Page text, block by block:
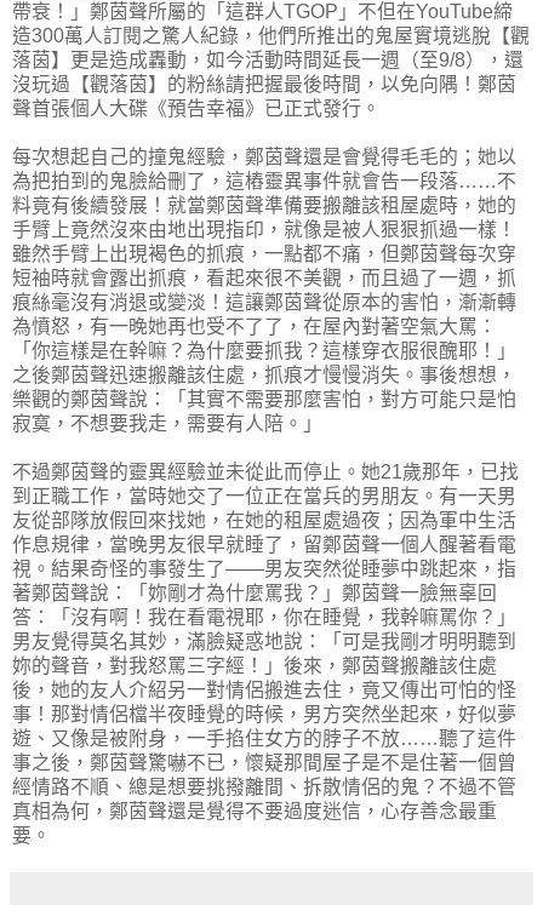
帶衰！」鄭茵聲所屬的「這群人TGOP」不但在YouTube締
造300萬人訂閱之驚人紀錄，他們所推出的鬼屋實境逃脫【觀
落茵】更是造成轟動，如今活動時間延長一週（至9/8），還
沒玩過【觀落茵】的粉絲請把握最後時間，以免向隅！鄭茵
聲首張個人大碟《預告幸福》已正式發行。
每次想起自己的撞鬼經驗，鄭茵聲還是會覺得毛毛的；她以
為把拍到的鬼臉給刪了，這樁靈異事件就會告一段落……不
料竟有後續發展！就當鄭茵聲準備要搬離該租屋處時，她的
手臂上竟然沒來由地出現指印，就像是被人狠狠抓過一樣！
雖然手臂上出現褐色的抓痕，一點都不痛，但鄭茵聲每次穿
短袖時就會露出抓痕，看起來很不美觀，而且過了一週，抓
痕絲毫沒有消退或變淡！這讓鄭茵聲從原本的害怕，漸漸轉
為憤怒，有一晚她再也受不了了，在屋內對著空氣大罵：
「你這樣是在幹嘛？為什麼要抓我？這樣穿衣服很醜耶！」
之後鄭茵聲迅速搬離該住處，抓痕才慢慢消失。事後想想，
樂觀的鄭茵聲說：「其實不需要那麼害怕，對方可能只是怕
寂寞，不想要我走，需要有人陪。」
不過鄭茵聲的靈異經驗並未從此而停止。她21歲那年，已找
到正職工作，當時她交了一位正在當兵的男朋友。有一天男
友從部隊放假回來找她，在她的租屋處過夜；因為軍中生活
作息規律，當晚男友很早就睡了，留鄭茵聲一個人醒著看電
視。結果奇怪的事發生了——男友突然從睡夢中跳起來，指
著鄭茵聲說：「妳剛才為什麼罵我？」鄭茵聲一臉無辜回
答：「沒有啊！我在看電視耶，你在睡覺，我幹嘛罵你？」
男友覺得莫名其妙，滿臉疑惑地說：「可是我剛才明明聽到
妳的聲音，對我怒罵三字經！」後來，鄭茵聲搬離該住處
後，她的友人介紹另一對情侶搬進去住，竟又傳出可怕的怪
事！那對情侶檔半夜睡覺的時候，男方突然坐起來，好似夢
遊、又像是被附身，一手掐住女方的脖子不放……聽了這件
事之後，鄭茵聲驚嚇不已，懷疑那間屋子是不是住著一個曾
經情路不順、總是想要挑撥離間、拆散情侶的鬼？不過不管
真相為何，鄭茵聲還是覺得不要過度迷信，心存善念最重
要。